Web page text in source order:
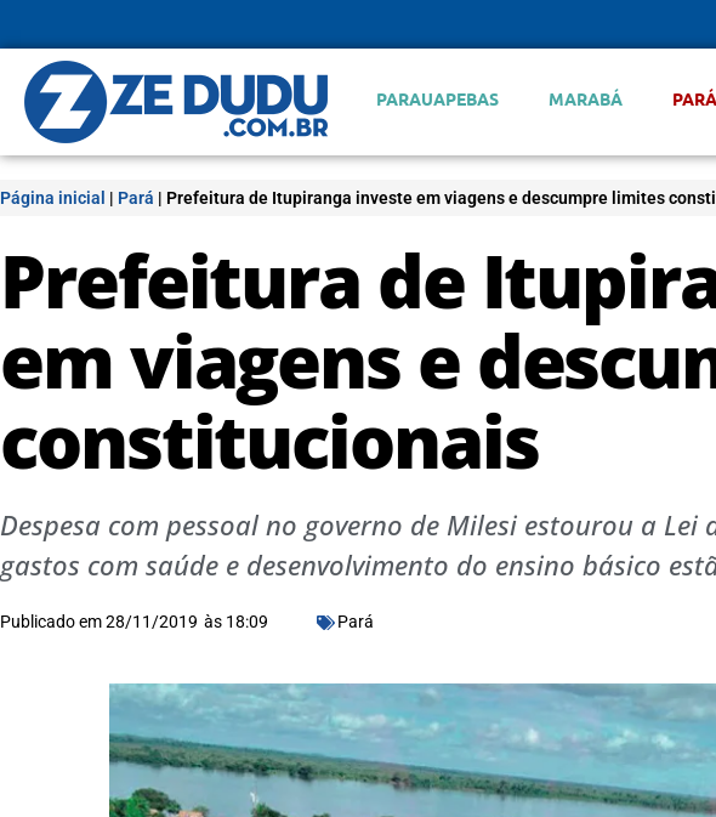
PARAUAPEBAS MARABÁ PARÁ
Página inicial | Pará | Prefeitura de Itupiranga investe em viagens e descumpre limites
Prefeitura de
em viagens e
constitucionais
Despesa com pessoal no governo de Milesi estourou a Lei
gastos com saúde e desenvolvimento do ensino básico
Publicado em28/11/2019 às 18:09 Pará